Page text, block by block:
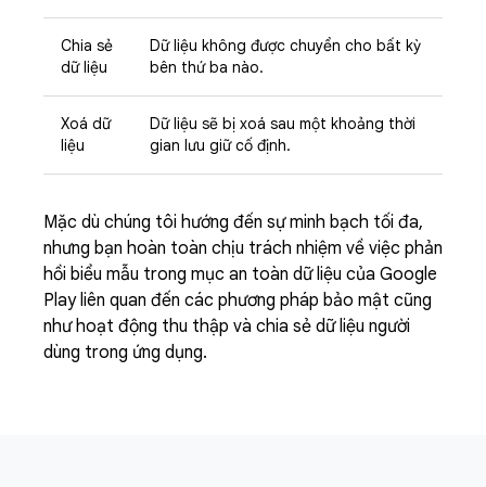
Chia sẻ
dữ liệu
Dữ liệu không được chuyển cho bất kỳ
bên thứ ba nào.
Xoá dữ
liệu
Dữ liệu sẽ bị xoá sau một khoảng thời
gian lưu giữ cố định.
Mặc dù chúng tôi hướng đến sự minh bạch tối đa,
nhưng bạn hoàn toàn chịu trách nhiệm về việc phản
hồi biểu mẫu trong mục an toàn dữ liệu của Google
Play liên quan đến các phương pháp bảo mật cũng
như hoạt động thu thập và chia sẻ dữ liệu người
dùng trong ứng dụng.